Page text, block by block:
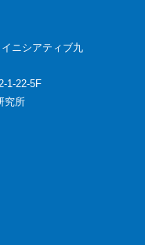
ニシアティブ九
1-22-5F
究所